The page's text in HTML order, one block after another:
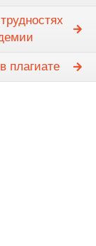
плагиате